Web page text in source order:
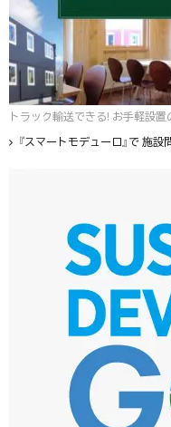
トラック輸送できる! お手軽設置
『スマートモデューロ』で 施設